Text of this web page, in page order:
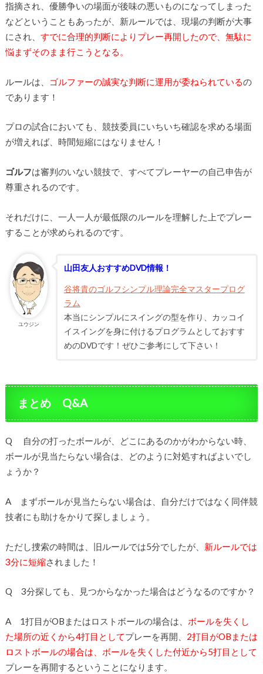
指摘され、優勝争いの場面が後味の悪いものになってしまった
などということもあったが、新ルールでは、現場の判断が大事
にされ、 すでに合理的判断によりプレー再開したので、無駄に
悩まずそのまま行こうとなる。
ルールは、 ゴルファーの誠実な判断に運用が委ねられているの
であります！
プロの試合においても、競技委員にいちいち確認を求める場面
が増えれば、時間短縮にはなりません！
ゴルフは審判のいない競技で、すべてプレーヤーの自己申告が
尊重されるのです。
それだけに、一人一人が最低限のルールを理解した上でプレー
することが求められるのです。
ユウジン
山田友人おすすめDVD情報！
谷将貴のゴルフシンプル理論完全マスタープログ
ラム
本当にシンプルにスイングの型を作り、カッコイ
イスイングを身に付けるプログラムとしておすす
めのDVDです！ぜひご参考にして下さい！
まとめ Q&A
Q 自分の打ったボールが、どこにあるのかがわからない時、
ボールが見当たらない場合は、どのように対処すればよいでし
ょうか？
A まずボールが見当たらない場合は、自分だけではなく同伴競
技者にも助けをかりて探しましょう。
ただし捜索の時間は、旧ルールでは5分でしたが、 新ルールでは
3分に短縮されました！
Q 3分探しても、見つからなかった場合はどうなるのですか？
A 1打目がOBまたはロストボールの場合は、 ボールを失くし
た場所の近くから4打目としてプレーを再開、 2打目がOBまたは
ロストボールの場合は、ボールを失くした付近から5打目として
プレーを再開するということになります。